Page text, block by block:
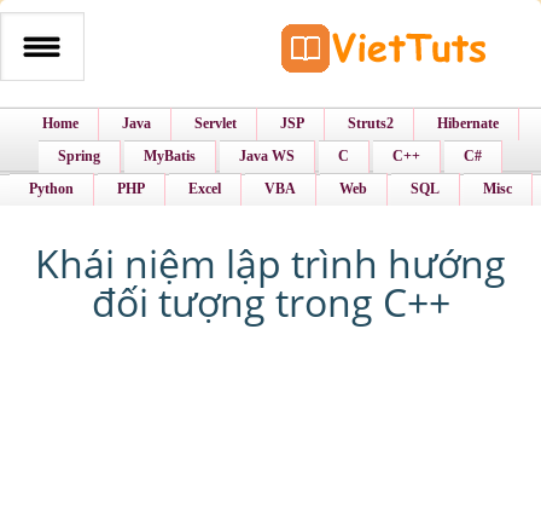
Home Java Servlet JSP Struts2
Hibernate
Spring
MyBatis Java WS C C++
C#
Python
PHP Excel VBA Web SQL Misc
Khái niệm lập trình hướng
đối tượng trong C++